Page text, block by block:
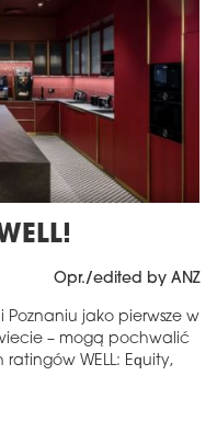
Opr./edited by ANZ
Poznaniu jako pierwsze w
– mogą pochwalić
WELL: Equity,